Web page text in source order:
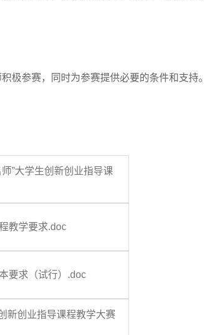
极参赛，同时为参赛提供必要的条件和支持。
”大学生创新创业指导课
教学要求.doc
要求（试行）.doc
新创业指导课程教学大赛